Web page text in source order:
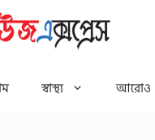
স্বাস্থ্য আরোও